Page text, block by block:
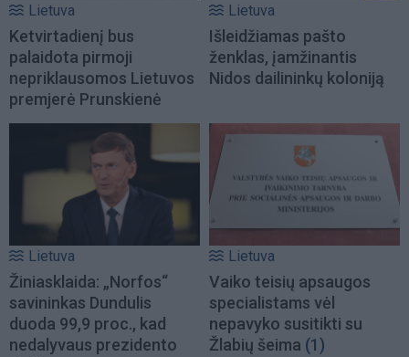
Lietuva
Ketvirtadienį bus
palaidota pirmoji
nepriklausomos Lietuvos
premjerė Prunskienė
Lietuva
Išleidžiamas pašto
ženklas, įamžinantis
Nidos dailininkų koloniją
Lietuva
Žiniasklaida: „Norfos“
savininkas Dundulis
duoda 99,9 proc., kad
nedalyvaus prezidento
Lietuva
Vaiko teisių apsaugos
specialistams vėl
nepavyko susitikti su
Žlabių šeima (1)